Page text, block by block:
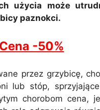
użycia może
paznokci.
-50%
przez grzybicę,
lub stóp,
chorobom cena,